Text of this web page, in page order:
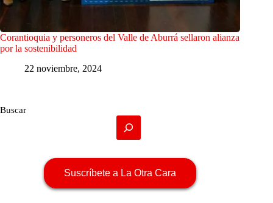
Corantioquia y personeros del Valle de Aburrá sellaron alianza
por la sostenibilidad
22 noviembre, 2024
Buscar
Suscríbete a La Otra Cara